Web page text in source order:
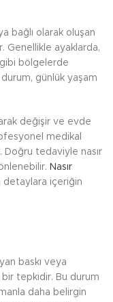
bağlı olarak oluşan
Genellikle ayaklarda,
bölgelerde
günlük yaşam
değişir ve evde
medikal
Doğru tedaviyle nasır
Nasır
detaylara içeriğin
baskı veya
bir tepkidir. Bu durum
daha belirgin